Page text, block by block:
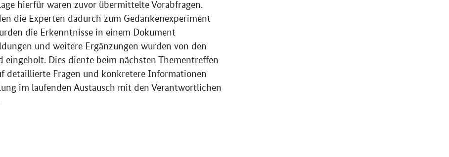
die Experten dadurch zum Gedankenexperiment
die Erkenntnisse in einem Dokument
und weitere Ergänzungen wurden von den
Dies diente beim nächsten Thementreffen
detaillierte Fragen und konkretere Informationen
im laufenden Austausch mit den Verantwortlichen